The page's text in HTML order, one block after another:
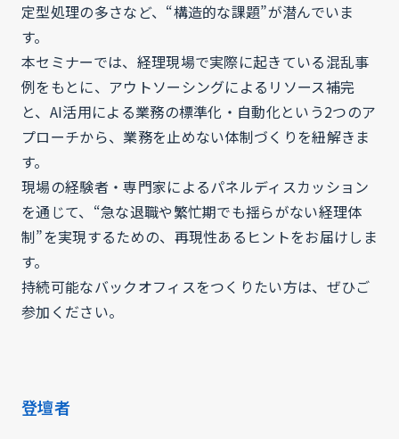
定型処理の多さなど、“構造的な課題”が潜んでいま
す。
本セミナーでは、経理現場で実際に起きている混乱事
例をもとに、アウトソーシングによるリソース補完
と、AI活用による業務の標準化・自動化という2つのア
プローチから、業務を止めない体制づくりを紐解きま
す。
現場の経験者・専門家によるパネルディスカッション
を通じて、“急な退職や繁忙期でも揺らがない経理体
制”を実現するための、再現性あるヒントをお届けしま
す。
持続可能なバックオフィスをつくりたい方は、ぜひご
参加ください。
登壇者